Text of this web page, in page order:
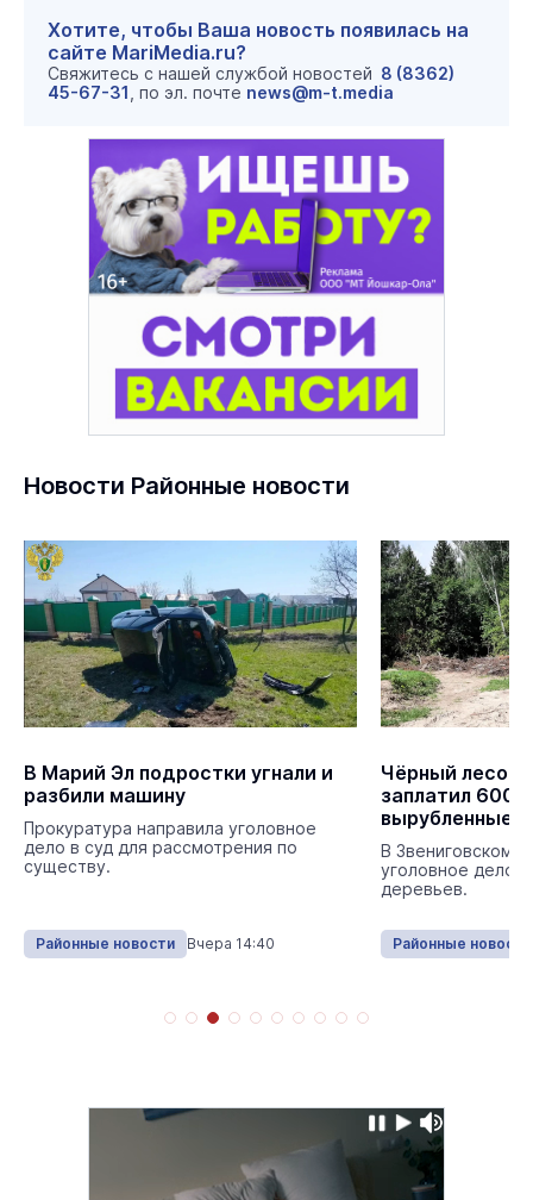
Хотите, чтобы Ваша новость появилась на
сайте MariMedia.ru?
Свяжитесь с нашей службой новостей 8 (8362)
45-67-31 , по эл. почте news@m-t.media
Новости Районные новости
В Марий Эл подростки угнали и
разбили машину
Прокуратура направила уголовное
дело в суд для рассмотрения по
существу.
Районные новости Вчера 14:40
Чёрный
заплатил 600
вырубленные
В Звениговском
уголовное дело
деревьев.
Районные новости